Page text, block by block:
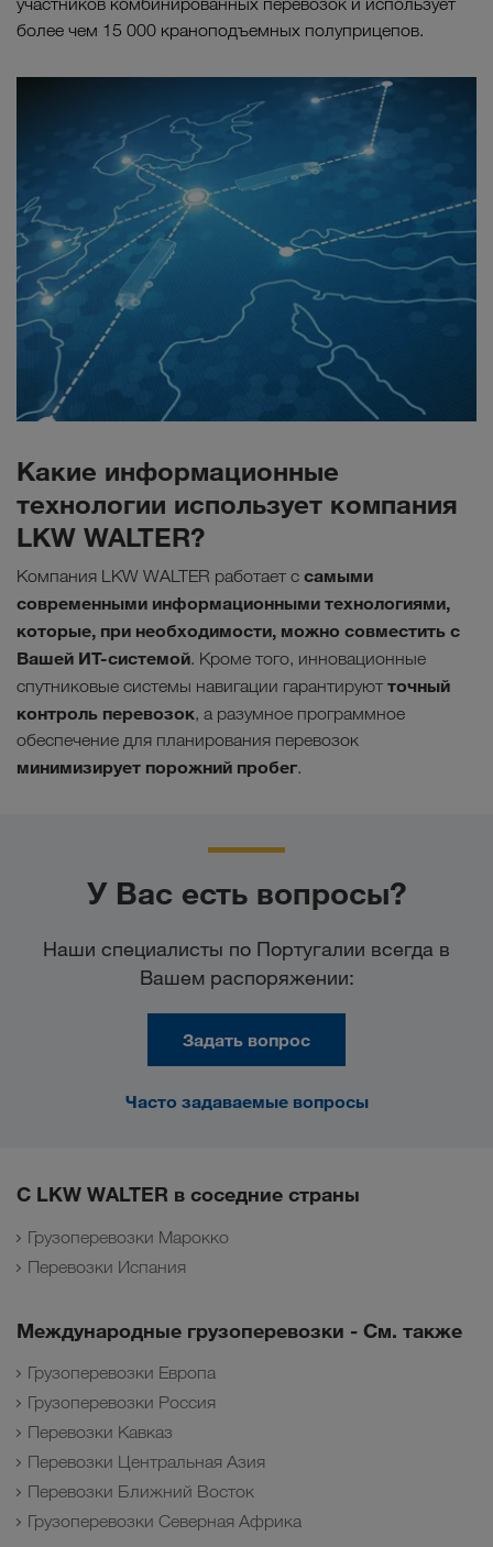
более чем 15 000 краноподъемных полуприцепов.
Какие информационные
технологии использует компания
LKW WALTER?
Компания LKW WALTER работает с самыми
современными информационными технологиями,
которые, при необходимости, можно совместить с
Вашей ИТ-системой. Кроме того, инновационные
спутниковые системы навигации гарантируют точный
контроль перевозок, а разумное программное
обеспечение для планирования перевозок
минимизирует порожний пробег.
У Вас есть вопросы?
Наши специалисты по Португалии всегда в
Вашем распоряжении:
Задать вопрос
Часто задаваемые вопросы
С LKW WALTER в соседние страны
Грузоперевозки Марокко
Перевозки Испания
Международные грузоперевозки - См. также
Грузоперевозки Европа
Грузоперевозки Россия
Перевозки Кавказ
Перевозки Центральная Азия
Перевозки Ближний Восток
Грузоперевозки Северная Африка